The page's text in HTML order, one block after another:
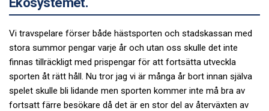
Vi travspelare förser både hästsporten och stadskassan med
stora summor pengar varje år och utan oss skulle det inte
finnas tillräckligt med prispengar för att fortsätta utveckla
sporten åt rätt håll. Nu tror jag vi är många år bort innan själva
spelet skulle bli lidande men sporten kommer inte må bra av
fortsatt färre besökare då det är en stor del av återväxten av